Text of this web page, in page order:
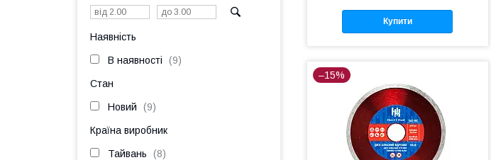
Купити
–15%
Наявність
В наявності 9
Стан
Новий 9
Країна виробник
Тайвань 8